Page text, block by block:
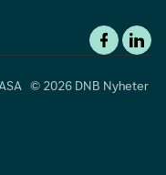
© 2026 DNB Nyheter